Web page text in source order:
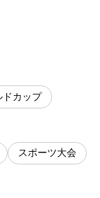
ドカップ
スポーツ大会